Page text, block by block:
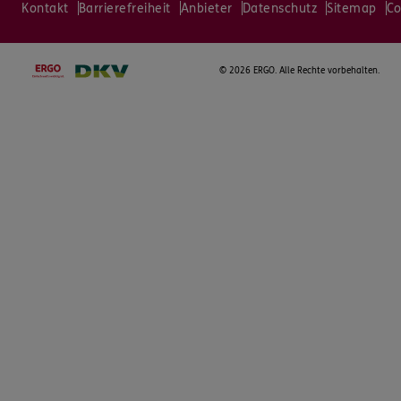
Kontakt Barrierefreiheit Anbieter Datenschutz Sitemap
© 2026 ERGO. Alle Rechte vorbehalten.